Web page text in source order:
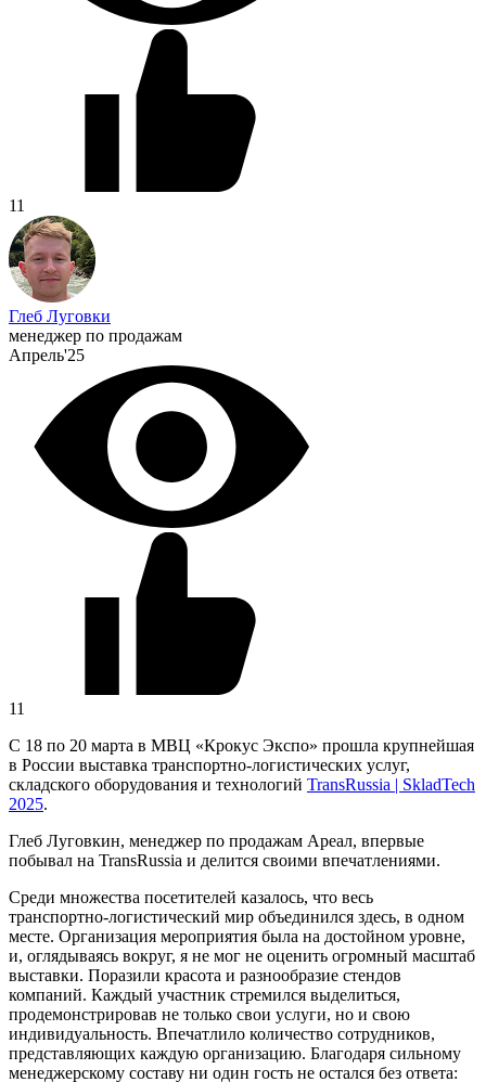
11
Глеб Луговки
менеджер по продажам
Апрель'25
11
С 18 по 20 марта в МВЦ «Крокус Экспо» прошла крупнейшая
в России выставка транспортно-логистических услуг,
складского оборудования и технологий TransRussia | SkladTech
2025.
Глеб Луговкин, менеджер по продажам Ареал, впервые
побывал на TransRussia и делится своими впечатлениями.
Среди множества посетителей казалось, что весь
транспортно-логистический мир объединился здесь, в одном
месте. Организация мероприятия была на достойном уровне,
и, оглядываясь вокруг, я не мог не оценить огромный масштаб
выставки. Поразили красота и разнообразие стендов
компаний. Каждый участник стремился выделиться,
продемонстрировав не только свои услуги, но и свою
индивидуальность. Впечатлило количество сотрудников,
представляющих каждую организацию. Благодаря сильному
менеджерскому составу ни один гость не остался без ответа: